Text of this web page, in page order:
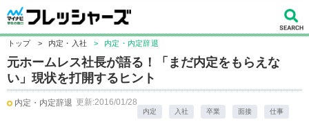
トップ > 内定・入社 > 内定・内定辞退
元ホームレス社長が語る！「まだ内定をもらえな
い」現状を打開するヒント
内定・内定辞退 更新:2016/01/28
内定 入社 卒業 面接 仕事